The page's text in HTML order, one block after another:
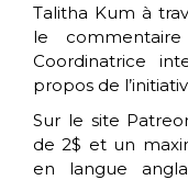
Talitha Kum à
le
Coordinatrice
propos de
Sur le site
de 2$ et un
en langue